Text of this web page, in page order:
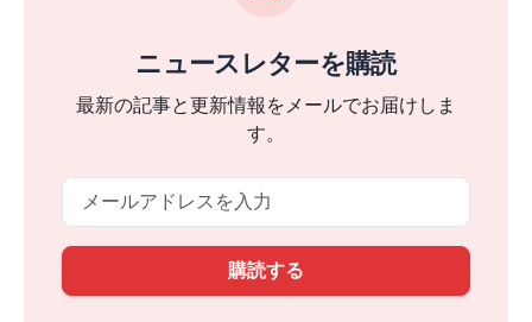
ニュースレターを購読
最新の記事と更新情報をメールでお届けしま
す。
購読する